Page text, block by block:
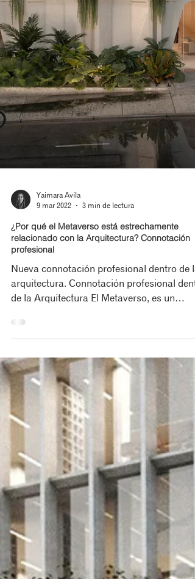
9 mar 2022
3 min de lectura
¿Por qué el Metaverso está estrechamente
relacionado con la Arquitectura? Connotación
profesional
Nueva connotación profesional dentro de la
de la Arquitectura El Metaverso, es un
espacio...